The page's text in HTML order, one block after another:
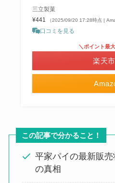
三立製菓
¥441
（2025/09/20 17:28時点 |
口コミを見る
＼ポイント最
楽天
この記事で分かること！
平家パイの最新販
の真相